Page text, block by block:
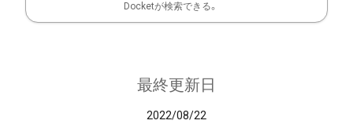
Docketが検索できる。
最終更新日
2022/08/22